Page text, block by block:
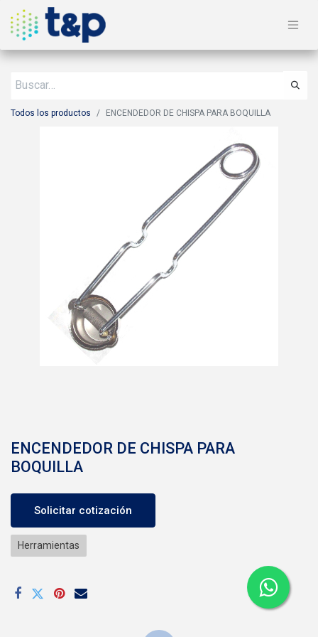
Todos los productos ENCENDEDOR DE CHISPA PARA BOQUILLA
ENCENDEDOR DE CHISPA PARA
BOQUILLA
Solicitar cotización
Herramientas